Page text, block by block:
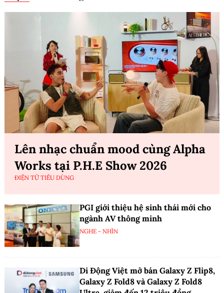
Lên nhạc chuẩn mood cùng Alpha
Works tại P.H.E Show 2026
ĐIỆN TỬ TIÊU DÙNG
PGI giới thiệu hệ sinh thái mới cho
ngành AV thông minh
NGHE - NHÌN
Di Động Việt mở bán Galaxy Z Flip8,
Galaxy Z Fold8 và Galaxy Z Fold8